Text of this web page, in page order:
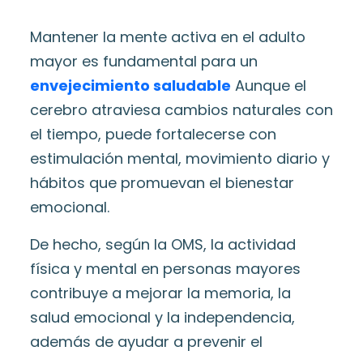
Mantener la mente activa en el adulto
mayor es fundamental para un
envejecimiento saludable Aunque el
cerebro atraviesa cambios naturales con
el tiempo, puede fortalecerse con
estimulación mental, movimiento diario y
hábitos que promuevan el bienestar
emocional.
De hecho, según la OMS, la actividad
física y mental en personas mayores
contribuye a mejorar la memoria, la
salud emocional y la independencia,
además de ayudar a prevenir el